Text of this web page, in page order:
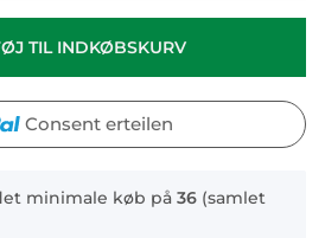
TIL INDKØBSKURV
Consent erteilen
minimale køb på 36 (samlet